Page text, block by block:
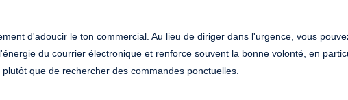
d'adoucir le ton commercial. Au lieu de diriger dans l'urgence, vous
du courrier électronique et renforce souvent la bonne volonté, en
que de rechercher des commandes ponctuelles.